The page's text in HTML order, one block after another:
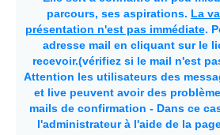
parcours, ses aspirations. La
présentation n'est pas immédiate.
adresse mail en cliquant sur le
recevoir.(vérifiez si le mail n'est
Attention les utilisateurs des
et live peuvent avoir des
mails de confirmation - Dans ce
l'administrateur à l'aide de la